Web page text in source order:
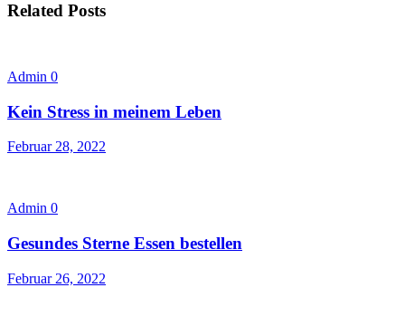
Related Posts
Admin 0
Kein Stress in meinem Leben
Februar 28, 2022
Admin 0
Gesundes Sterne Essen bestellen
Februar 26, 2022